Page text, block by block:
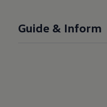
Guide & Inform